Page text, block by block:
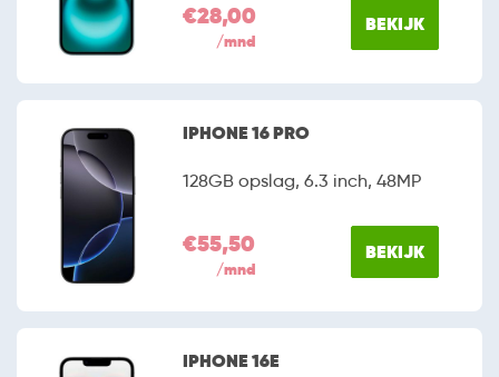
€28,00
/mnd
BEKIJK
IPHONE 16 PRO
128GB opslag, 6.3 inch, 48MP
€55,50
/mnd
BEKIJK
IPHONE 16E